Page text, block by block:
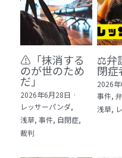
7 ライフスタイ
8 アジア・歴史・
🎬Dramas(おすす
映画)
⚠️「抹消する
のが世のため
だ」​
2026年6月28日 ·
レッサーパンダ,
浅草, 事件, 自閉症,
裁判
⚖️弁
閉症
2026
事件,
浅草,